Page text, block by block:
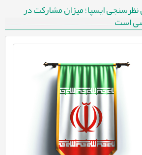
نظرسنجی ایسپا؛ میزان مشارکت در
است